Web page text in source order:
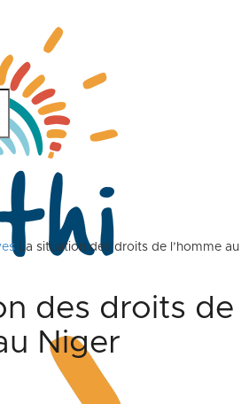
La situation des droits de l’homme au
des droits de
Niger